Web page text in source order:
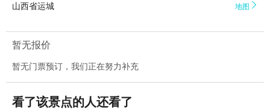
山西省运城 地图 
暂无报价
暂无门票预订，我们正在努力补充
看了该景点的人还看了